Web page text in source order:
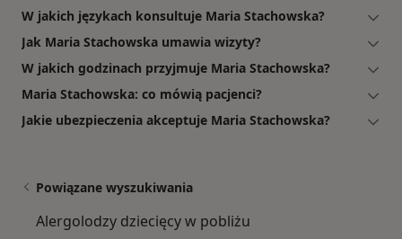
W jakich językach konsultuje Maria Stachowska?
Jak Maria Stachowska umawia wizyty?
W jakich godzinach przyjmuje Maria Stachowska?
Maria Stachowska: co mówią pacjenci?
Jakie ubezpieczenia akceptuje Maria Stachowska?
Powiązane wyszukiwania
Alergolodzy dziecięcy w pobliżu